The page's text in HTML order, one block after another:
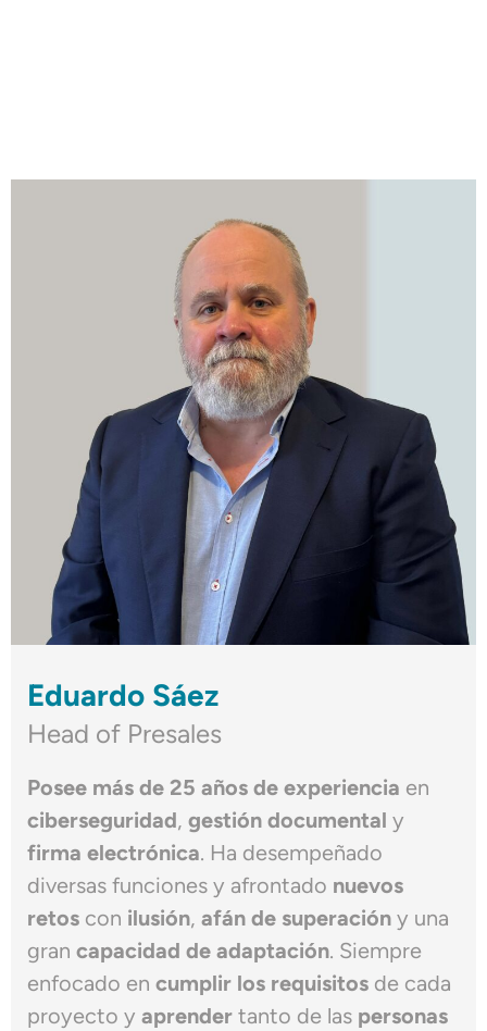
Eduardo Sáez
Head of Presales
Posee más de 25 años de experiencia en
ciberseguridad, gestión documental y
firma electrónica. Ha desempeñado
diversas funciones y afrontado nuevos
retos con ilusión, afán de superación y una
gran capacidad de adaptación. Siempre
enfocado en cumplir los requisitos de cada
proyecto y aprender tanto de las personas